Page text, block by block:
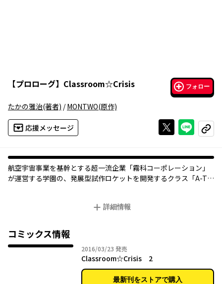
【プロローグ】 Classroom☆Crisis フォロー
たかの雅治(著者) /MONTWO(原作)
応援メッセージ Xで投稿する
ライン
コピー
航空宇宙事業を基幹とする超一流企業「霧科コーポレーション」
が運営する学園の、発展型試作ロケットを開発するクラス「A-TE
詳細情報
コミックス情報
2016/03/23 2016年03月23日
発売
Classroom☆Crisis 2
最新刊をストアで購入